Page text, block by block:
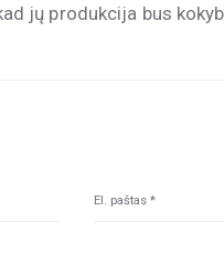
jų produkcija bus